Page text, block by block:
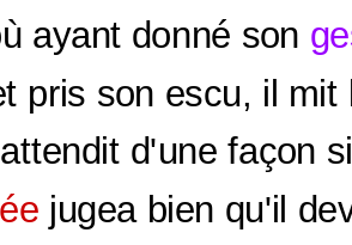
ayant donné son
pris son escu, il mit
d'une façon
jugea bien qu'il